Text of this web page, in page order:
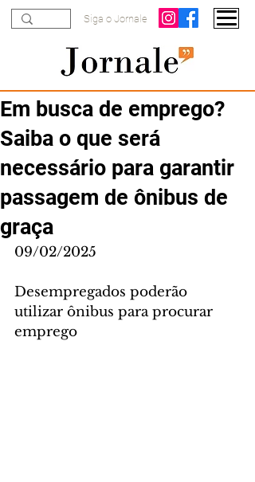
Siga o Jornale
Em busca de emprego?
Saiba o que será
necessário para garantir
passagem de ônibus de
graça
09/02/2025
Desempregados poderão
utilizar ônibus para procurar
emprego